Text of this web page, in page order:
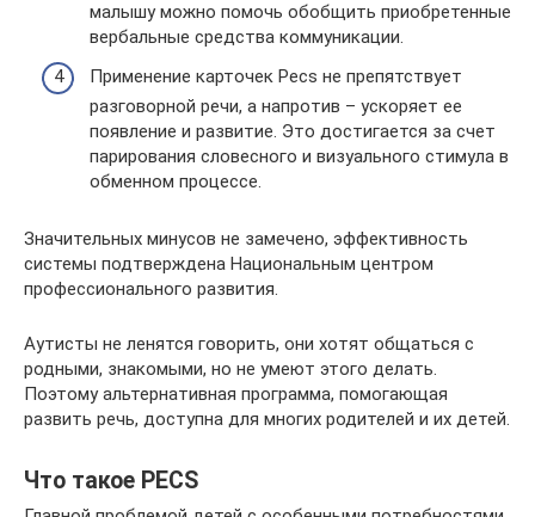
малышу можно помочь обобщить приобретенные
вербальные средства коммуникации.
Применение карточек Pecs не препятствует
разговорной речи, а напротив – ускоряет ее
появление и развитие. Это достигается за счет
парирования словесного и визуального стимула в
обменном процессе.
Значительных минусов не замечено, эффективность
системы подтверждена Национальным центром
профессионального развития.
Аутисты не ленятся говорить, они хотят общаться с
родными, знакомыми, но не умеют этого делать.
Поэтому альтернативная программа, помогающая
развить речь, доступна для многих родителей и их детей.
Что такое PECS